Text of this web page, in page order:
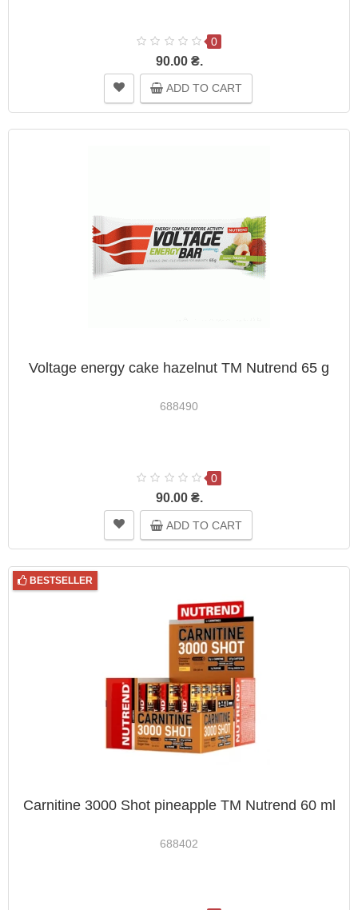
0
90.00 ₴.
ADD TO CART
Voltage energy cake hazelnut TM Nutrend 65 g
688490
0
90.00 ₴.
ADD TO CART
BESTSELLER
Carnitine 3000 Shot pineapple TM Nutrend 60 ml
688402